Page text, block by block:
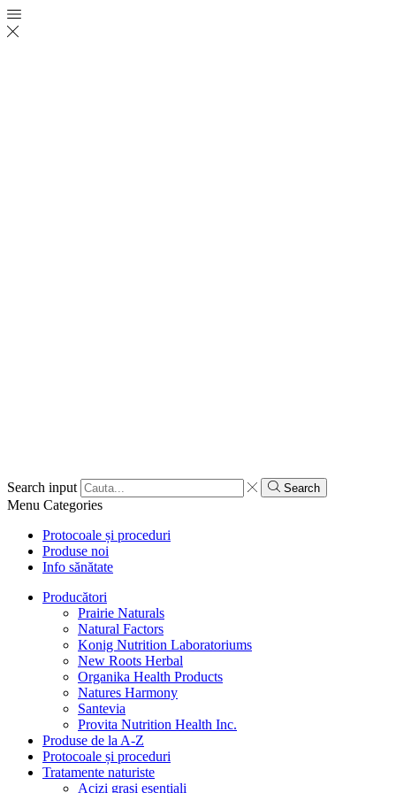
Search input Search
Menu Categories
Protocoale și proceduri
Produse noi
Info sănătate
Producători
Prairie Naturals
Natural Factors
Konig Nutrition Laboratoriums
New Roots Herbal
Organika Health Products
Natures Harmony
Santevia
Provita Nutrition Health Inc.
Produse de la A-Z
Protocoale și proceduri
Tratamente naturiste
Acizi grași esențiali